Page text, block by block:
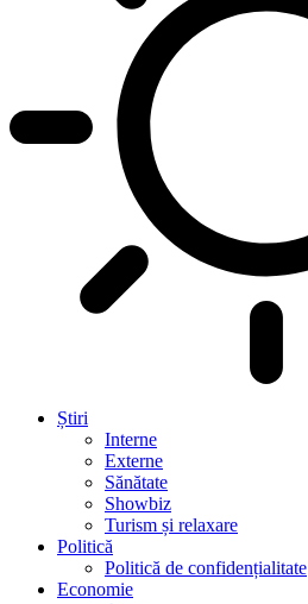
Știri
Interne
Externe
Sănătate
Showbiz
Turism și relaxare
Politică
Politică de confidențialitate
Economie